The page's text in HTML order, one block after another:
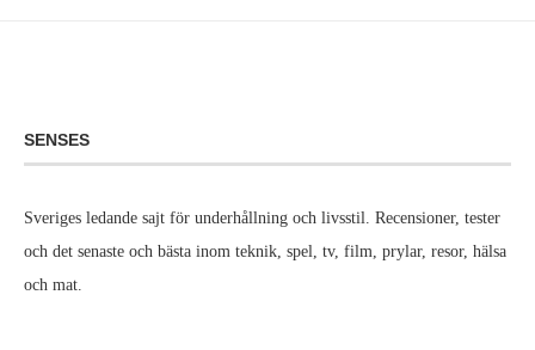
SENSES
Sveriges ledande sajt för underhållning och livsstil. Recensioner, tester
och det senaste och bästa inom teknik, spel, tv, film, prylar, resor, hälsa
och mat.